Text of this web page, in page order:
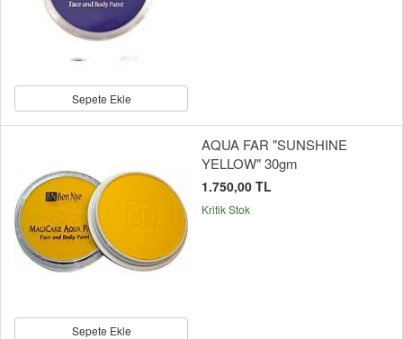
Sepete Ekle
Sepete Ekle
AQUA FAR "SUNSHINE
YELLOW" 30gm
1.750,00 TL
Kritik Stok